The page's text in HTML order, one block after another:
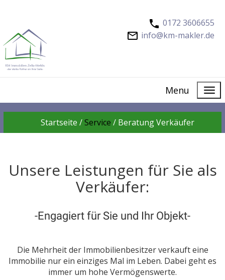
0172 3606655
info@km-makler.de
Menu
Startseite /Service / Beratung Verkäufer
Unsere Leistungen für Sie als
Verkäufer:
-Engagiert für Sie und Ihr Objekt-
Die Mehrheit der Immobilienbesitzer verkauft eine
Immobilie nur ein einziges Mal im Leben. Dabei geht es
immer um hohe Vermögenswerte.